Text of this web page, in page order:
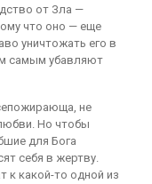
от Зла —
что оно — еще
уничтожать его в
самым убавляют
не
Но чтобы
для Бога
себя в жертву.
к какой-то одной из